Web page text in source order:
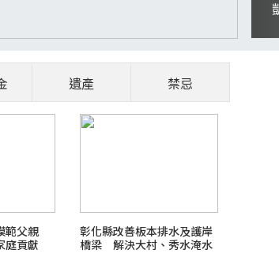
遺產 禁忌
範父親
庭貢獻
彰化縣改善板本排水及護岸
橋梁 解決大村、秀水淹水